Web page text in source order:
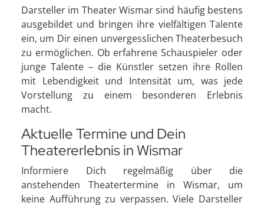
Darsteller im Theater Wismar sind häufig bestens
ausgebildet und bringen ihre vielfältigen Talente
ein, um Dir einen unvergesslichen Theaterbesuch
zu ermöglichen. Ob erfahrene Schauspieler oder
junge Talente – die Künstler setzen ihre Rollen
mit Lebendigkeit und Intensität um, was jede
Vorstellung zu einem besonderen Erlebnis
macht.
Aktuelle Termine und Dein
Theatererlebnis in Wismar
Informiere Dich regelmäßig über die
anstehenden Theatertermine in Wismar, um
keine Aufführung zu verpassen. Viele Darsteller